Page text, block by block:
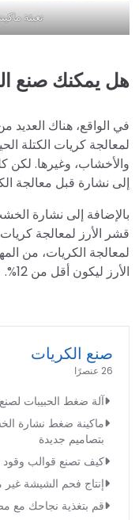
تعبئة
هل يمكنك صنع
في الواقع، هناك العديد
لمعالجة كريات الكتلة
والأخشاب، وغيرها.
إلى نشارة قبل معالجة
بالإضافة إلى نشارة
قشر الأرز لمعالجة
لمعالجة الكريات، من
الأرز ليكون أقل من 12%.
صنع الكريات
26 عنصرًا
آلة ضغط الحبيبات
بتصاميم جديدة
كيف تصنع قوالب وقود
إنتاج فحم الشيشة
قم بتغذية نجاحك مع